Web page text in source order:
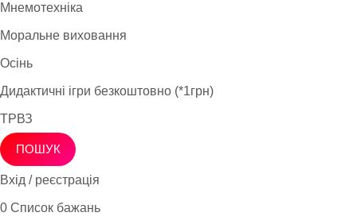
Мнемотехніка
Моральне виховання
Осінь
Дидактичні ігри безкоштовно (*1грн)
ТРВЗ
ПОШУК
Вхід / реєстрація
0 Список бажань